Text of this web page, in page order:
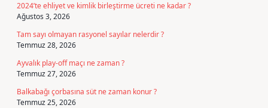
2024’te ehliyet ve kimlik birleştirme ücreti ne kadar ?
Ağustos 3, 2026
Tam sayı olmayan rasyonel sayılar nelerdir ?
Temmuz 28, 2026
Ayvalık play-off maçı ne zaman ?
Temmuz 27, 2026
Balkabağı çorbasına süt ne zaman konur ?
Temmuz 25, 2026